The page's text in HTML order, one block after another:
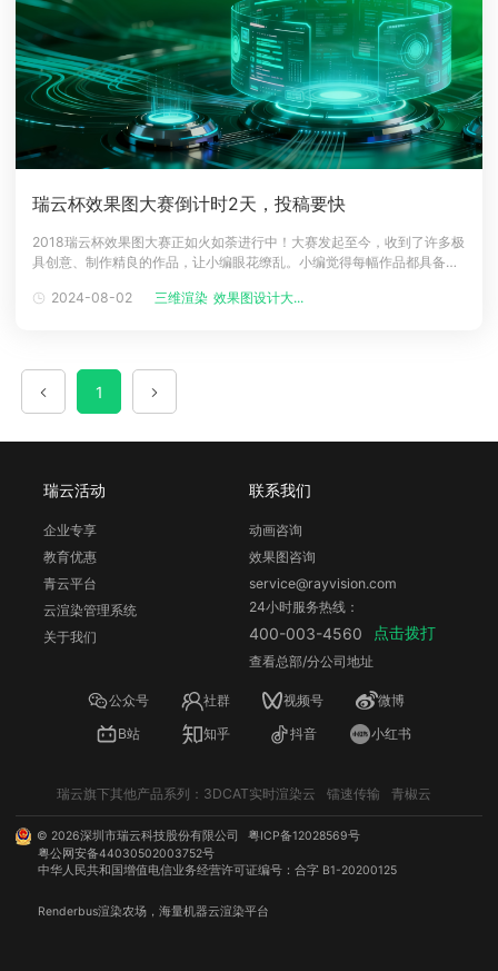
瑞云杯效果图大赛倒计时2天，投稿要快
2018瑞云杯效果图大赛正如火如荼进行中！大赛发起至今，收到了许多极
具创意、制作精良的作品，让小编眼花缭乱。小编觉得每幅作品都具备夺
素雅04.The Room05.现代风格餐厅06.杨冬青作品以上作品只是其中一部
2024-08-02 三维渲染 效果图设计大...
1
瑞云活动
企业专享
教育优惠
青云平台
云渲染管理系统
关于我们
联系我们
动画咨询
效果图咨询
service@rayvision.com
24小时服务热线：
400-003-4560 点击拨打
查看总部/分公司地址
公众号 社群 视频号
微博
B站
知乎 抖音 小红书
瑞云旗下其他产品系列： 3DCAT实时渲染云 镭速传输 青椒云
© 2026深圳市瑞云科技股份有限公司
粤ICP备12028569号
粤公网安备44030502003752号
中华人民共和国增值电信业务经营许可证编号：合字 B1-20200125
Renderbus渲染农场 ，海量机器云渲染平台